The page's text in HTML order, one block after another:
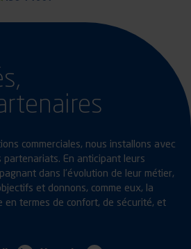
commerciales, nous installons avec
En anticipant leurs
dans l’évolution de leur métier,
et donnons, comme eux, la
en termes de confort, de sécurité, et